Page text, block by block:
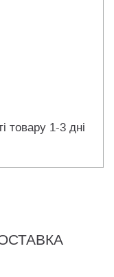
товару 1-3 дні